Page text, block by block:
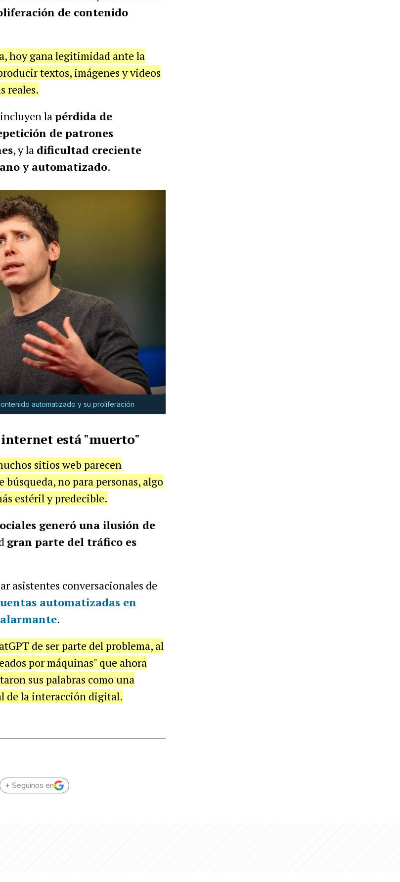
de contenido
hoy gana legitimidad ante la
textos, imágenes y videos
reales.
lapérdida de
de patrones
, y la dificultad creciente
y automatizado.
automatizado y su proliferación
internet está "muerto"
sitios web parecen
no para personas, algo
estéril y predecible.
generó una ilusión de
gran parte del tráfico es
asistentes conversacionales de
automatizadas en
.
de ser parte del problema, al
por máquinas" que ahora
sus palabras como una
de la interacción digital.
+ Seguinos en